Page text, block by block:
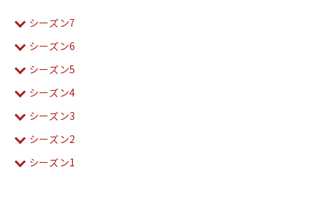
シーズン7
シーズン6
シーズン5
シーズン4
シーズン3
シーズン2
シーズン1